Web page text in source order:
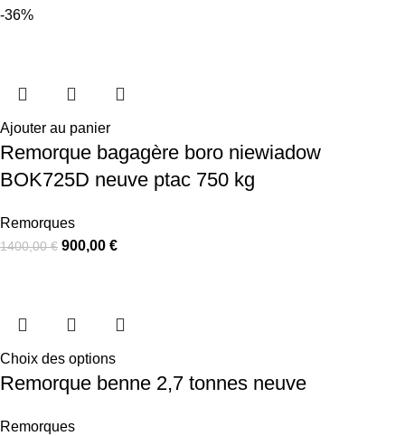
-36%
Ajouter au panier
Remorque bagagère boro niewiadow
BOK725D neuve ptac 750 kg
Remorques
1400,00€ 900,00 €
Choix des options
Remorque benne 2,7 tonnes neuve
Remorques